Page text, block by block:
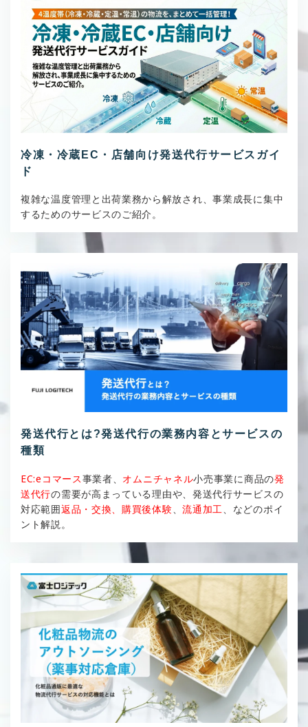
冷凍・冷蔵EC・店舗向け発送代行サービスガイ
ド
複雑な温度管理と出荷業務から解放され、事業成長に集中
するためのサービスのご紹介。
発送代行とは?発送代行の業務内容とサービスの
種類
EC:eコマース事業者、 オムニチャネル小売事業に商品の発
送代行の需要が高まっている理由や、発送代行サービスの
対応範囲返品・交換、購買後体験 、流通加工
、などのポイ
ント解説。